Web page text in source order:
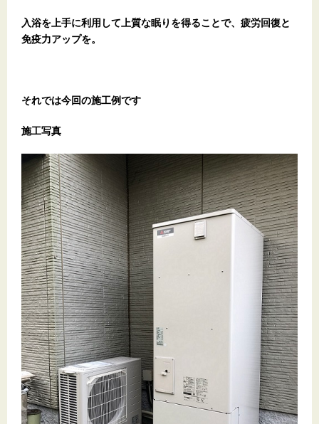
入浴を上手に利用して上質な眠りを得ることで、疲労回復と
免疫力アップを。
それでは今回の施工例です
施工写真